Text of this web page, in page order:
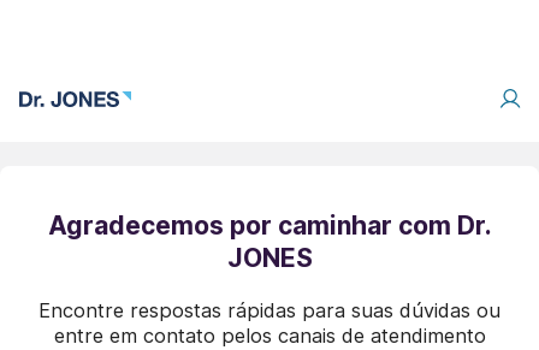
Agradecemos por caminhar com Dr.
JONES
Encontre respostas rápidas para suas dúvidas ou
entre em contato pelos canais de atendimento